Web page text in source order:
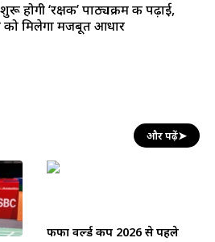
होगी ‘रक्षक’ पाठ्यक्रम की पढ़ाई,
को मिलेगा मजबूत आधार
और पढ़ें➤
फीफा वर्ल्ड कप 2026 से पहले